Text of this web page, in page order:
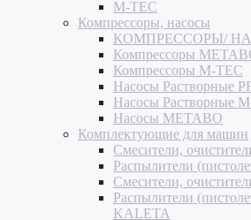
M-TEC
Компрессоры, насосы
КОМПРЕССОРЫ/
Компрессоры
Компрессоры M-TEC
Насосы Растворные
Насосы Растворные
Насосы METABO
Комплектующие для машин
Смесители,
Распылители
Смесители,
Распылители
KALETA